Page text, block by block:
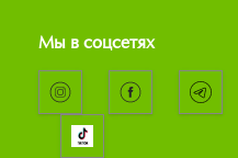
Мы в соцсетях